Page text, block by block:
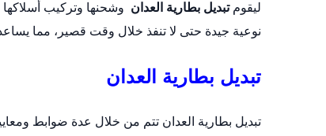
ليقومتبديل بطارية العدان وشحنها وتركيب
نوعية جيدة حتى لا تنفذ خلال وقت قصير، مما
تبديل بطارية العدان
تبديل بطارية العدان تتم من خلال عدة ضوابط